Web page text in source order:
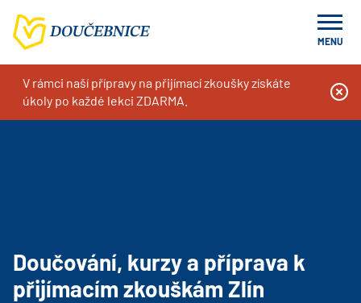
MENU
V rámci naší přípravy na přijímací zkoušky získáte
úkoly po každé lekci ZDARMA.
Doučování na míru, kurzy a příprava k přijímacím zkouškám
Doučování, kurzy a příprava k přijímacím zkouškám Liberec
Doučování, kurzy a příprava k
přijímacím zkouškám Zlín